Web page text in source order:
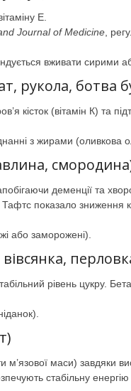
Е.
Journal of Medicine,
вживати сирими
рукола, ботва
кісток (вітамін К) та
з жирами (оливкова
деменції та
Тафтс показало зниження
або заморожені).
рівень цукру.
м’язової маси) завдяки
стабільну